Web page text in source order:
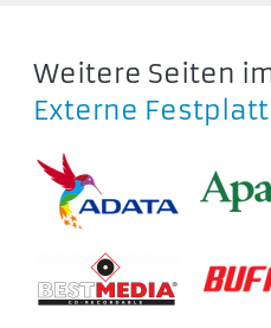
Weitere Seiten
Externe